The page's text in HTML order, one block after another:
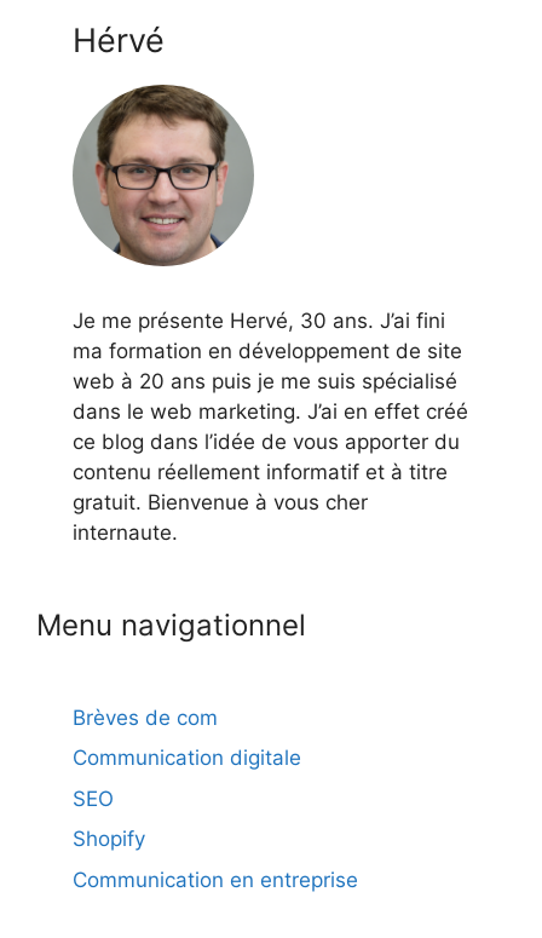
Hérvé
Je me présente Hervé, 30 ans. J’ai fini
ma formation en développement de site
web à 20 ans puis je me suis spécialisé
dans le web marketing. J’ai en effet créé
ce blog dans l’idée de vous apporter du
contenu réellement informatif et à titre
gratuit. Bienvenue à vous cher
internaute.
Menu navigationnel
Brèves de com
Communication digitale
SEO
Shopify
Communication en entreprise